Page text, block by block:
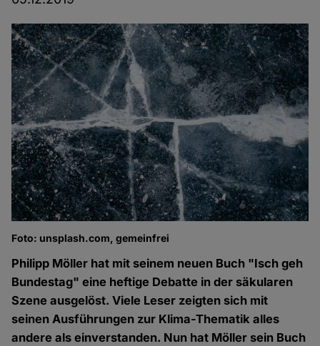
Foto: unsplash.com, gemeinfrei
Philipp Möller hat mit seinem neuen Buch "Isch geh
Bundestag" eine heftige Debatte in der säkularen
Szene ausgelöst. Viele Leser zeigten sich mit
seinen Ausführungen zur Klima-Thematik alles
andere als einverstanden. Nun hat Möller sein Buch